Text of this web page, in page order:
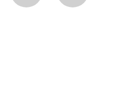
Probieren
Lassen